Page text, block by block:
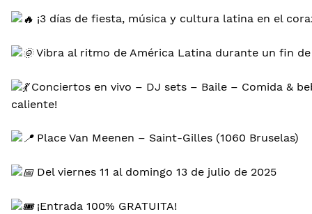
¡3 días de fiesta, música y cultura latina en el
Vibra al ritmo de América Latina durante un fin
Conciertos en vivo – DJ sets – Baile – Comida &
caliente!
Place Van Meenen – Saint-Gilles (1060 Bruselas)
Del viernes 11 al domingo 13 de julio de 2025
¡Entrada 100% GRATUITA!